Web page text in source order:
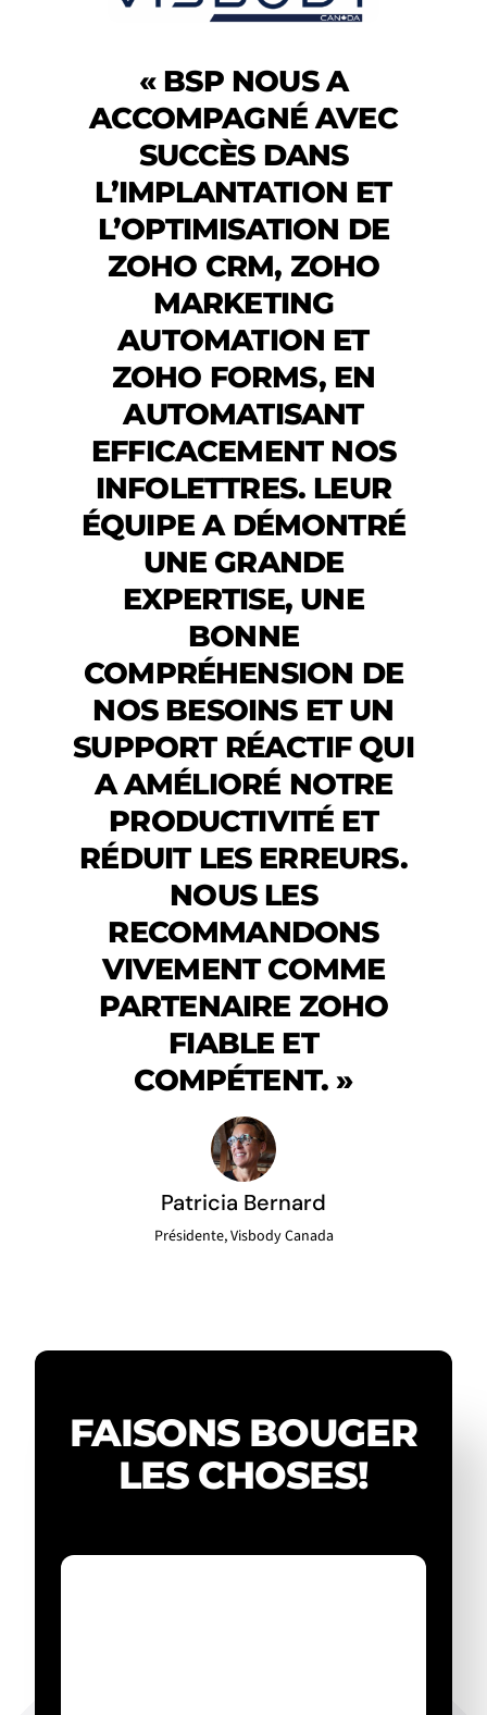
« BSP NOUS A
ACCOMPAGNÉ AVEC
SUCCÈS DANS
L’IMPLANTATION ET
L’OPTIMISATION DE
ZOHO CRM, ZOHO
MARKETING
AUTOMATION ET
ZOHO FORMS, EN
AUTOMATISANT
EFFICACEMENT NOS
INFOLETTRES. LEUR
ÉQUIPE A DÉMONTRÉ
UNE GRANDE
EXPERTISE, UNE
BONNE
COMPRÉHENSION DE
NOS BESOINS ET UN
SUPPORT RÉACTIF QUI
A AMÉLIORÉ NOTRE
PRODUCTIVITÉ ET
RÉDUIT LES ERREURS.
NOUS LES
RECOMMANDONS
VIVEMENT COMME
PARTENAIRE ZOHO
FIABLE ET
COMPÉTENT. »
Patricia Bernard
Présidente, Visbody Canada
FAISONS BOUGER
LES CHOSES!